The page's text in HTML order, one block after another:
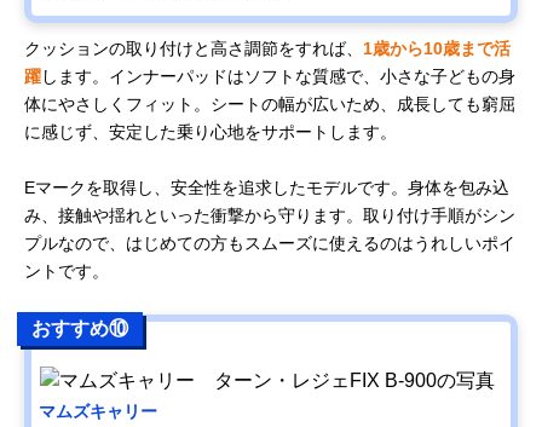
クッションの取り付けと高さ調節をすれば、 1歳から10歳まで活
躍します。インナーパッドはソフトな質感で、小さな子どもの身
体にやさしくフィット。シートの幅が広いため、成長しても窮屈
に感じず、安定した乗り心地をサポートします。
Eマークを取得し、安全性を追求したモデルです。身体を包み込
み、接触や揺れといった衝撃から守ります。取り付け手順がシン
プルなので、はじめての方もスムーズに使えるのはうれしいポイ
ントです。
おすすめ⑩
マムズキャリー